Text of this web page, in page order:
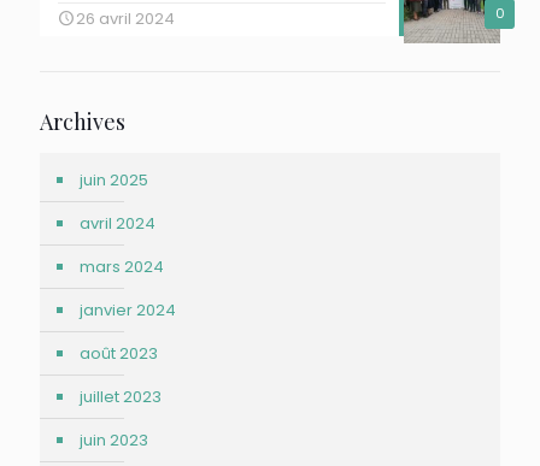
0
26 avril 2024
Archives
juin 2025
avril 2024
mars 2024
janvier 2024
août 2023
juillet 2023
juin 2023